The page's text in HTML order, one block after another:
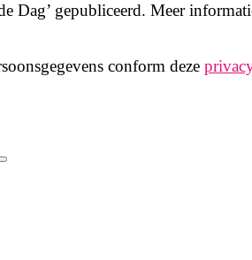
Dag’ gepubliceerd. Meer
conform deze